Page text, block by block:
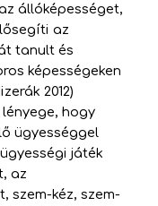
állóképességet,
az
tanult és
képességeken
2012)
lényege, hogy
ügyességgel
játék
az
szem-kéz, szem-